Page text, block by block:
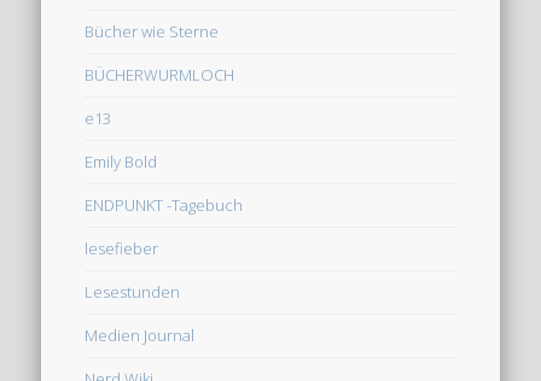
Bücher wie Sterne
BÜCHERWURMLOCH
e13
Emily Bold
ENDPUNKT -Tagebuch
lesefieber
Lesestunden
Medien Journal